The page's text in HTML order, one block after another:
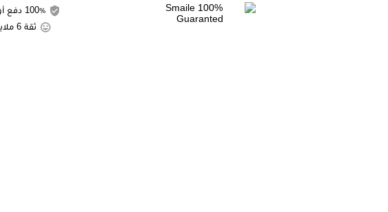
ثقة 6 ملاين شخص.